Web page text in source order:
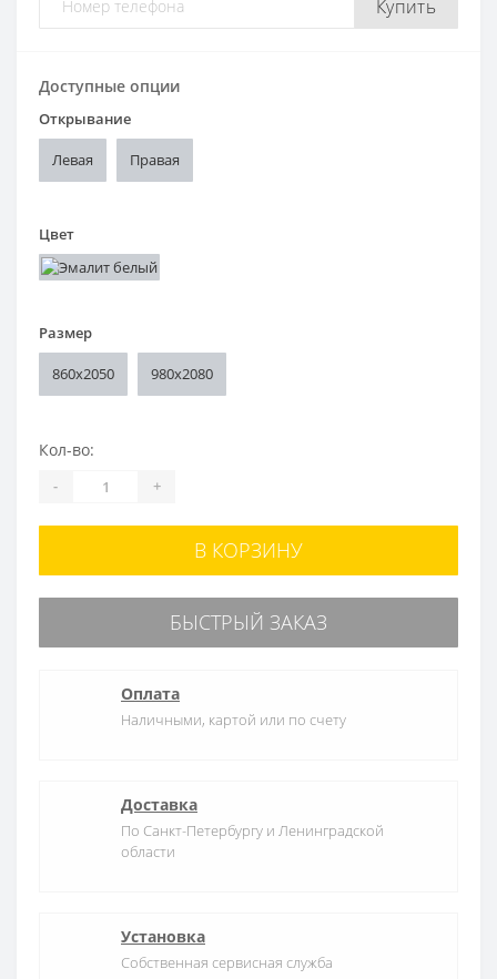
Купить
Доступные опции
Открывание
Левая Правая
Цвет
Размер
860x2050 980x2080
Кол-во:
- +
В КОРЗИНУ
БЫСТРЫЙ ЗАКАЗ
Оплата
Наличными, картой или по счету
Доставка
По Санкт-Петербургу и Ленинградской
области
Установка
Собственная сервисная служба